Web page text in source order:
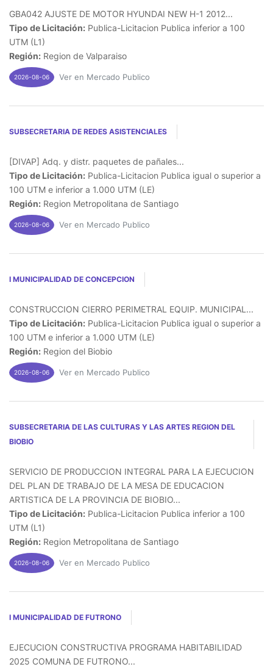
GBA042 AJUSTE DE MOTOR HYUNDAI NEW H-1 2012...
Tipo de Licitación: Publica-Licitacion Publica inferior a 100
UTM (L1)
Región: Region de Valparaiso
2026-08-06 Ver en Mercado Publico
SUBSECRETARIA DE REDES ASISTENCIALES
[DIVAP] Adq. y distr. paquetes de pañales...
Tipo de Licitación: Publica-Licitacion Publica igual o superior a
100 UTM e inferior a 1.000 UTM (LE)
Región: Region Metropolitana de Santiago
2026-08-06 Ver en Mercado Publico
I MUNICIPALIDAD DE CONCEPCION
CONSTRUCCION CIERRO PERIMETRAL EQUIP. MUNICIPAL...
Tipo de Licitación: Publica-Licitacion Publica igual o superior a
100 UTM e inferior a 1.000 UTM (LE)
Región: Region del Biobio
2026-08-06 Ver en Mercado Publico
SUBSECRETARIA DE LAS CULTURAS Y LAS ARTES REGION DEL
BIOBIO
SERVICIO DE PRODUCCION INTEGRAL PARA LA EJECUCION
DEL PLAN DE TRABAJO DE LA MESA DE EDUCACION
ARTISTICA DE LA PROVINCIA DE BIOBIO...
Tipo de Licitación: Publica-Licitacion Publica inferior a 100
UTM (L1)
Región: Region Metropolitana de Santiago
2026-08-06 Ver en Mercado Publico
I MUNICIPALIDAD DE FUTRONO
EJECUCION CONSTRUCTIVA PROGRAMA HABITABILIDAD
2025 COMUNA DE FUTRONO...